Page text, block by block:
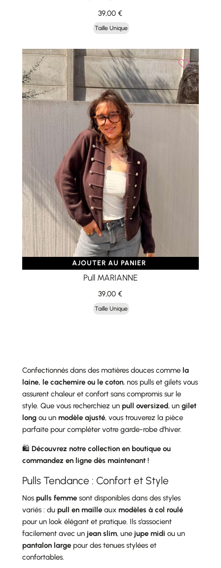
39,00€
Taille Unique
AJOUTER AU PANIER
Pull MARIANNE
39,00€
Taille Unique
Confectionnés dans des matières douces comme la
laine, le cachemire ou le coton, nos pulls et gilets vous
assurent chaleur et confort sans compromis sur le
style. Que vous recherchiez un pull oversized, un gilet
longou un modèle ajusté, vous trouverez la pièce
parfaite pour compléter votre garde-robe d’hiver.
🛍️ Découvrez notre collection en boutique ou
commandez en ligne dès maintenant !
Pulls Tendance : Confort et Style
Nos pulls femmesont disponibles dans des styles
variés : du pull en mailleaux modèles à col roulé
pour un look élégant et pratique. Ils s’associent
facilement avec un jean slim, une jupe midi ou un
pantalon largepour des tenues stylées et
confortables.